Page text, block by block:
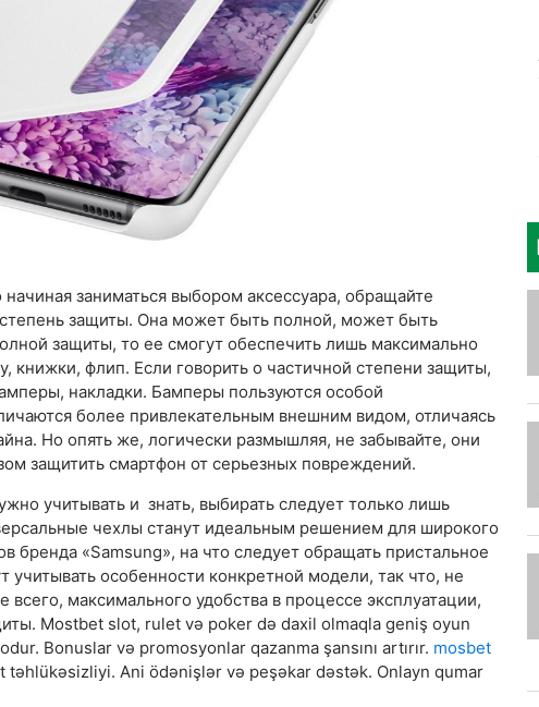
начиная заниматься выбором аксессуара, обращайте
защиты. Она может быть полной, может быть
защиты, то ее смогут обеспечить лишь максимально
книжки, флип. Если говорить о частичной степени защиты,
накладки. Бамперы пользуются особой
более привлекательным внешним видом, отличаясь
Но опять же, логически размышляя, не забывайте, они
защитить смартфон от серьезных повреждений.
учитывать и знать, выбирать следует только лишь
чехлы станут идеальным решением для широкого
бренда «Samsung», на что следует обращать пристальное
учитывать особенности конкретной модели, так что, не
всего, максимального удобства в процессе эксплуатации,
Mostbet slot, rulet və poker də daxil olmaqla geniş oyun
Bonuslar və promosyonlar qazanma şansını artırır. mosbet
Ani ödənişlər və peşəkar dəstək. Onlayn qumar